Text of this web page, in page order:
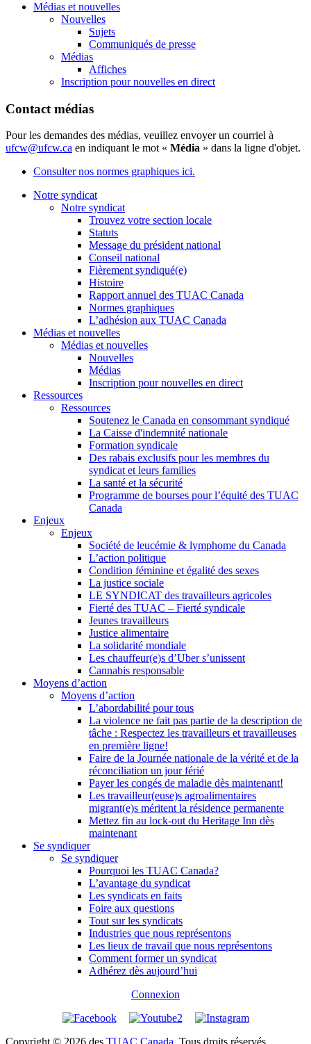
Médias et nouvelles
Nouvelles
Sujets
Communiqués de presse
Médias
Affiches
Inscription pour nouvelles en direct
Contact médias
Pour les demandes des médias, veuillez envoyer un courriel à
ufcw@ufcw.ca en indiquant le mot « Média » dans la ligne d'objet.
Consulter nos normes graphiques ici.
Notre syndicat
Notre syndicat
Trouvez votre section locale
Statuts
Message du président national
Conseil national
Fièrement syndiqué(e)
Histoire
Rapport annuel des TUAC Canada
Normes graphiques
L’adhésion aux TUAC Canada
Médias et nouvelles
Médias et nouvelles
Nouvelles
Médias
Inscription pour nouvelles en direct
Ressources
Ressources
Soutenez le Canada en consommant syndiqué
La Caisse d'indemnité nationale
Formation syndicale
Des rabais exclusifs pour les membres du
syndicat et leurs families
La santé et la sécurité
Programme de bourses pour l’équité des TUAC
Canada
Enjeux
Enjeux
Société de leucémie & lymphome du Canada
L’action politique
Condition féminine et égalité des sexes
La justice sociale
LE SYNDICAT des travailleurs agricoles
Fierté des TUAC – Fierté syndicale
Jeunes travailleurs
Justice alimentaire
La solidarité mondiale
Les chauffeur(e)s d’Uber s’unissent
Cannabis responsable
Moyens d’action
Moyens d’action
L’abordabilité pour tous
La violence ne fait pas partie de la description de
tâche : Respectez les travailleurs et travailleuses
en première ligne!
Faire de la Journée nationale de la vérité et de la
réconciliation un jour férié
Payer les congés de maladie dès maintenant!
Les travailleur(euse)s agroalimentaires
migrant(e)s méritent la résidence permanente
Mettez fin au lock-out du Heritage Inn dès
maintenant
Se syndiquer
Se syndiquer
Pourquoi les TUAC Canada?
L’avantage du syndicat
Les syndicats en faits
Foire aux questions
Tout sur les syndicats
Industries que nous représentons
Les lieux de travail que nous représentons
Comment former un syndicat
Adhérez dès aujourd’hui
Connexion